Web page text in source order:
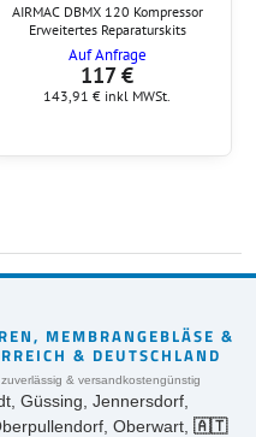
AIRMAC DBMX 120 Kompressor
Erweitertes Reparaturskits
Auf Anfrage
117 €
143,91 € inkl MWSt.
MEMBRANGEBLÄSE &
& DEUTSCHLAND
& versandkostengünstig
Güssing, Jennersdorf,
Oberwart, 🇦🇹